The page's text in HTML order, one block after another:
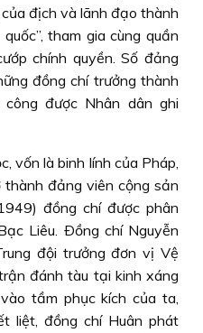
địch và lãnh đạo thành
tham gia cùng quần
chính quyền. Số đảng
đồng chí trưởng thành
được Nhân dân ghi
vốn là binh lính của Pháp,
đảng viên cộng sản
đồng chí được phân
Liêu. Ðồng chí Nguyễn
đội trưởng đơn vị Vệ
đánh tàu tại kinh xáng
tầm phục kích của ta,
liệt, đồng chí Huân phát